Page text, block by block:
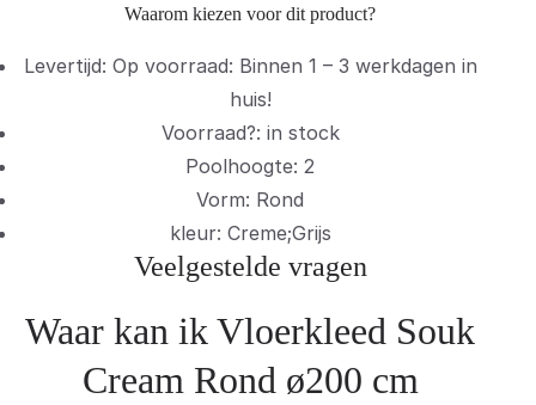
Waarom kiezen voor dit product?
Levertijd: Op voorraad: Binnen 1 – 3 werkdagen in
huis!
Voorraad?: in stock
Poolhoogte: 2
Vorm: Rond
kleur: Creme;Grijs
Veelgestelde vragen
Waar kan ik Vloerkleed Souk
Cream Rond ø200 cm